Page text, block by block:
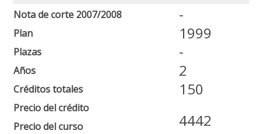
Nota de corte 2007/2008
Plan
Plazas
Años
Créditos totales
Precio del crédito
Precio del curso
-
1999
-
2
150
4442